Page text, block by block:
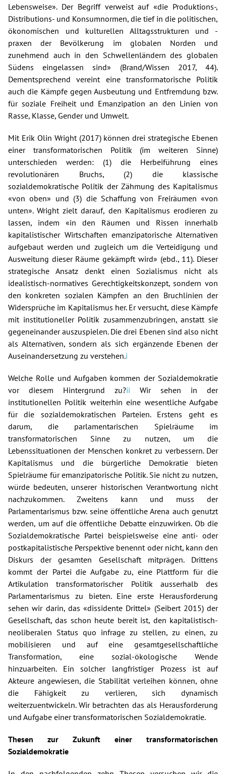
Lebensweise». Der Begriff verweist auf «die Produktions-,
Distributions- und Konsumnormen, die tief in die politischen,
ökonomischen und kulturellen Alltagsstrukturen und -
praxen der Bevölkerung im globalen Norden und
zunehmend auch in den Schwellenländern des globalen
Südens eingelassen sind» (Brand/Wissen 2017, 44).
Dementsprechend vereint eine transformatorische Politik
auch die Kämpfe gegen Ausbeutung und Entfremdung bzw.
für soziale Freiheit und Emanzipation an den Linien von
Rasse, Klasse, Gender und Umwelt.
Mit Erik Olin Wright (2017) können drei strategische Ebenen
einer transformatorischen Politik (im weiteren Sinne)
unterschieden werden: (1) die Herbeiführung eines
revolutionären Bruchs, (2) die klassische
sozialdemokratische Politik der Zähmung des Kapitalismus
«von oben» und (3) die Schaffung von Freiräumen «von
unten». Wright zielt darauf, den Kapitalismus erodieren zu
lassen, indem «in den Räumen und Rissen innerhalb
kapitalistischer Wirtschaften emanzipatorische Alternativen
aufgebaut werden und zugleich um die Verteidigung und
Ausweitung dieser Räume gekämpft wird» (ebd., 11). Dieser
strategische Ansatz denkt einen Sozialismus nicht als
idealistisch-normatives Gerechtigkeitskonzept, sondern von
den konkreten sozialen Kämpfen an den Bruchlinien der
Widersprüche im Kapitalismus her. Er versucht, diese Kämpfe
mit institutioneller Politik zusammenzubringen, anstatt sie
gegeneinander auszuspielen. Die drei Ebenen sind also nicht
als Alternativen, sondern als sich ergänzende Ebenen der
Auseinandersetzung zu verstehen.i
Welche Rolle und Aufgaben kommen der Sozialdemokratie
vor diesem Hintergrund zu?ii Wir sehen in der
institutionellen Politik weiterhin eine wesentliche Aufgabe
für die sozialdemokratischen Parteien. Erstens geht es
darum, die parlamentarischen Spielräume im
transformatorischen Sinne zu nutzen, um die
Lebenssituationen der Menschen konkret zu verbessern. Der
Kapitalismus und die bürgerliche Demokratie bieten
Spielräume für emanzipatorische Politik. Sie nicht zu nutzen,
würde bedeuten, unserer historischen Verantwortung nicht
nachzukommen. Zweitens kann und muss der
Parlamentarismus bzw. seine öffentliche Arena auch genutzt
werden, um auf die öffentliche Debatte einzuwirken. Ob die
Sozialdemokratische Partei beispielsweise eine anti- oder
postkapitalistische Perspektive benennt oder nicht, kann den
Diskurs der gesamten Gesellschaft mitprägen. Drittens
kommt der Partei die Aufgabe zu, eine Plattform für die
Artikulation transformatorischer Politik ausserhalb des
Parlamentarismus zu bieten. Eine erste Herausforderung
sehen wir darin, das «dissidente Drittel» (Seibert 2015) der
Gesellschaft, das schon heute bereit ist, den kapitalistisch-
neoliberalen Status quo infrage zu stellen, zu einen, zu
mobilisieren und auf eine gesamtgesellschaftliche
Transformation, eine sozial-ökologische Wende
hinzuarbeiten. Ein solcher langfristiger Prozess ist auf
Akteure angewiesen, die Stabilität verleihen können, ohne
die Fähigkeit zu verlieren, sich dynamisch
weiterzuentwickeln. Wir betrachten das als Herausforderung
und Aufgabe einer transformatorischen Sozialdemokratie.
Thesen zur Zukunft einer transformatorischen
Sozialdemokratie